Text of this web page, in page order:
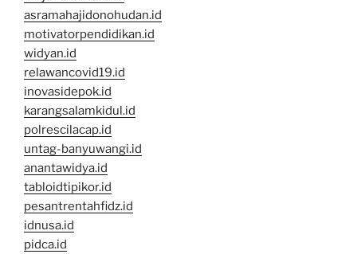
asramahajidonohudan.id
motivatorpendidikan.id
widyan.id
relawancovid19.id
inovasidepok.id
karangsalamkidul.id
polrescilacap.id
untag-banyuwangi.id
anantawidya.id
tabloidtipikor.id
pesantrentahfidz.id
idnusa.id
pidca.id